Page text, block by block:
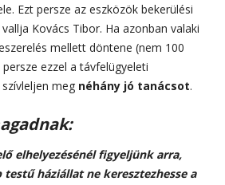
Ezt persze az eszközök bekerülési
Kovács Tibor. Ha azonban valaki
mellett döntene (nem 100
ezzel a távfelügyeleti
meg néhány jó tanácsot.
elhelyezésénél figyeljünk arra,
testű háziállat ne keresztezhesse a